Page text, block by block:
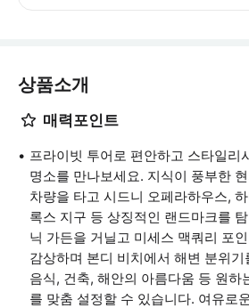
상품소개
매력포인트
프라이빗 투어로 편안하고 스타일리
명소를 만나보세요. 지식이 풍부한
차량을 타고 시드니 오페라하우스,
록스 지구 등 상징적인 랜드마크를
닉 가든을 거닐고 미세스 맥쿼리 포
감상하며 본디 비치에서 해변 분위
음식, 건축, 해안의 아름다움 등 원하
를 맞춤 설정할 수 있습니다. 여유로